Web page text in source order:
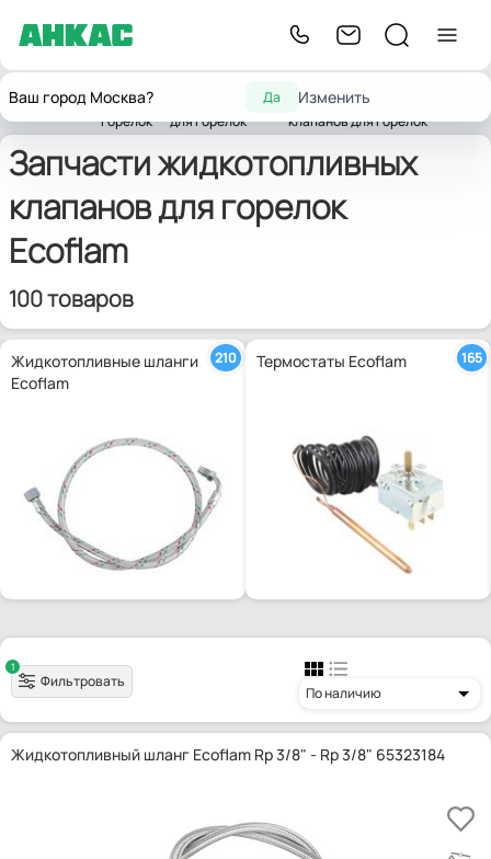
Ваш город Москва? Да Изменить
Главнаядля
горелок
комплектующих
для горелок
жидкотопливных
клапанов для горелок
Запчасти жидкотопливных
клапанов для горелок
Ecoflam
100 товаров
Жидкотопливные шланги
Ecoflam
210 Термостаты Ecoflam 165
1
Фильтровать
По наличию
Жидкотопливный шланг Ecoflam Rp 3/8" - Rp 3/8" 65323184